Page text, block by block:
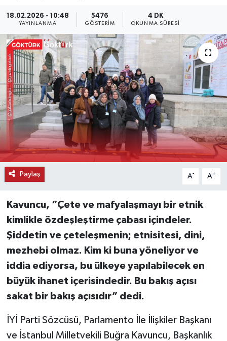
18.02.2026 - 10:48
YAYINLANMA
5476
GÖSTERIM
4 DK
OKUNMA SÜRESI
Paylaş A- A+
Kavuncu, “Çete ve mafyalaşmayı bir etnik
kimlikle özdeşleştirme çabası içindeler.
Şiddetin ve çeteleşmenin; etnisitesi, dini,
mezhebi olmaz. Kim ki buna yöneliyor ve
iddia ediyorsa, bu ülkeye yapılabilecek en
büyük ihanet içerisindedir. Bu bakış açısı
sakat bir bakış açısıdır” dedi.
İYİ Parti Sözcüsü, Parlamento İle İlişkiler Başkanı
ve İstanbul Milletvekili Buğra Kavuncu, Başkanlık
KÜLTÜR - SANAT
MAGAZİN
ÖZEL HABER
SAĞLIK
SPOR
TEKNOLOJİ
TİCARET
YAŞAM